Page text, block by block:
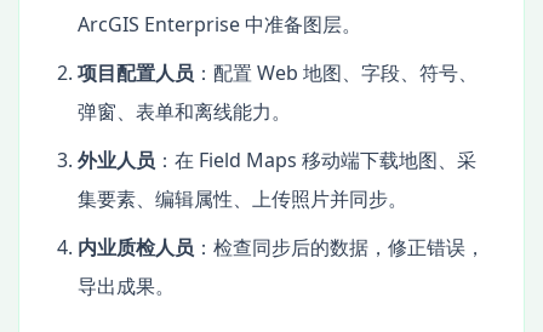
ArcGIS Enterprise 中准备图层。
项目配置人员 ：配置 Web 地图、字段、符号、
弹窗、表单和离线能力。
外业人员 ：在 Field Maps 移动端下载地图、采
集要素、编辑属性、上传照片并同步。
内业质检人员 ：检查同步后的数据，修正错误，
导出成果。